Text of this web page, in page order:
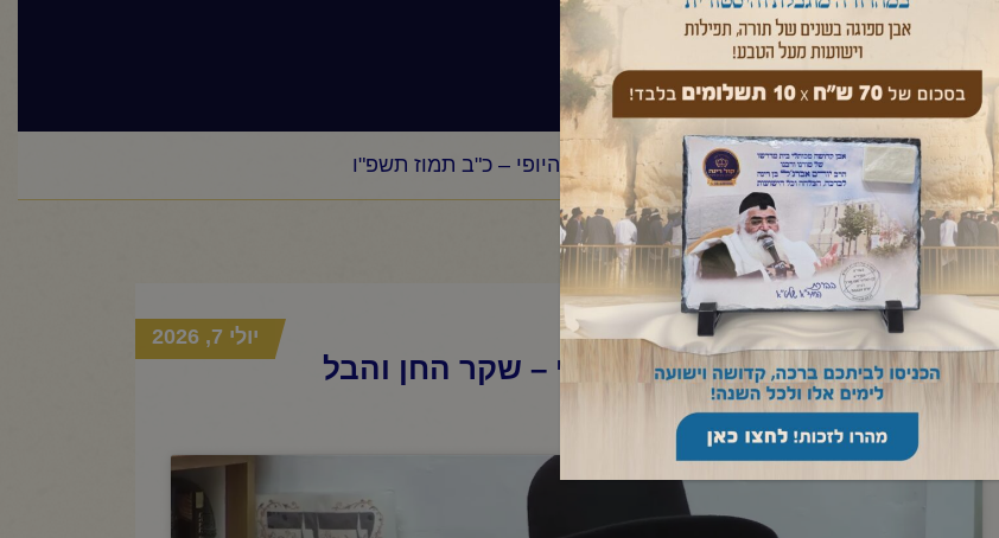
שיעורי הרב
/הרב יורם אברג'ל – המסר היומי – שקר החן והבל היופי – כ"ב תמוז תשפ"ו
הרב יורם אברג'ל – המסר היומי – שקר החן והבל
היופי – כ"ב תמוז תשפ"ו
יולי 7, 2026